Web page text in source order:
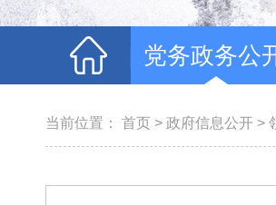
党务政务公
当前位置： 首页 > 政府信息公开 >